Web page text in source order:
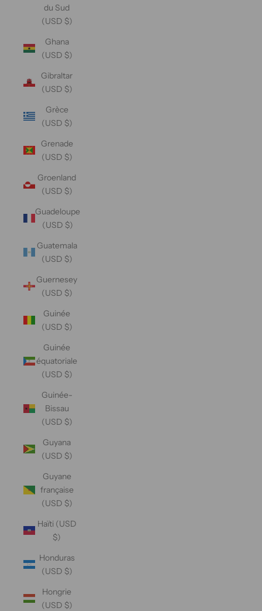
du Sud
(USD $)
Ghana
(USD $)
Gibraltar
(USD $)
Grèce
(USD $)
Grenade
(USD $)
Groenland
(USD $)
Guadeloupe
(USD $)
Guatemala
(USD $)
Guernesey
(USD $)
Guinée
(USD $)
Guinée
équatoriale
(USD $)
Guinée-
Bissau
(USD $)
Guyana
(USD $)
Guyane
française
(USD $)
Haïti (USD
$)
Honduras
(USD $)
Hongrie
(USD $)